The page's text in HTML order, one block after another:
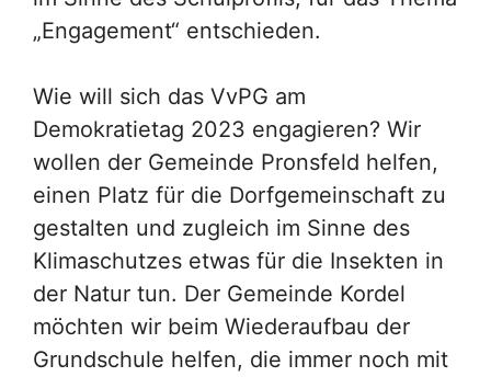
„Engagement“ entschieden.
Wie will sich das VvPG am
Demokratietag 2023 engagieren? Wir
wollen der Gemeinde Pronsfeld helfen,
einen Platz für die Dorfgemeinschaft zu
gestalten und zugleich im Sinne des
Klimaschutzes etwas für die Insekten in
der Natur tun. Der Gemeinde Kordel
möchten wir beim Wiederaufbau der
Grundschule helfen, die immer noch mit